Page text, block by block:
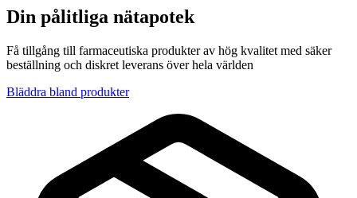
Din pålitliga nätapotek
Få tillgång till farmaceutiska produkter av hög kvalitet med säker
beställning och diskret leverans över hela världen
Bläddra bland produkter